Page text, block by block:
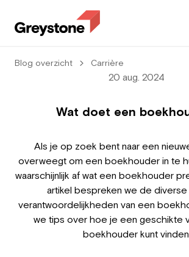
Jobs
Blog
Blog overzicht Carrière
20 aug. 2024
Wat doet een
Als je op zoek bent naar een
overweegt om een boekhouder in te
waarschijnlijk af wat een boekhouder
artikel bespreken we de diverse
verantwoordelijkheden van een
we tips over hoe je een geschikte
boekhouder kunt